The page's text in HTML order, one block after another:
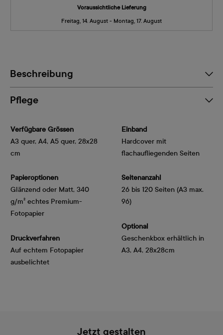
Voraussichtliche Lieferung
Freitag, 14. August - Montag, 17. August
Beschreibung
Pflege
Verfügbare Grössen
A3 quer, A4, A5 quer, 28x28
cm
Papieroptionen
Glänzend oder Matt, 340
g/m² echtes Premium-
Fotopapier
Druckverfahren
Auf echtem Fotopapier
ausbelichtet
Einband
Hardcover mit
flachaufliegenden Seiten
Seitenanzahl
26 bis 120 Seiten (A3 max.
96)
Optional
Geschenkbox erhältlich in
A3, A4, 28x28cm
Jetzt gestalten